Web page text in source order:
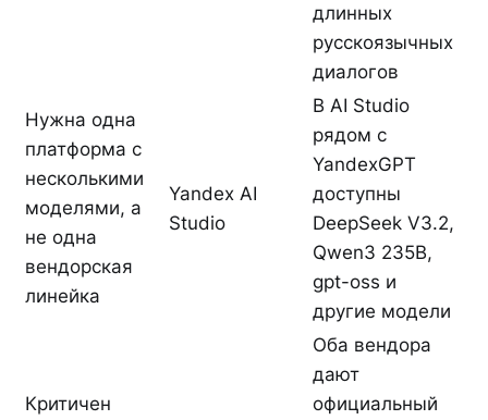
длинных
русскоязычных
диалогов
Нужна одна
платформа с
несколькими
моделями, а
не одна
вендорская
линейка
Yandex AI
Studio
В AI Studio
рядом с
YandexGPT
доступны
DeepSeek V3.2,
Qwen3 235B,
gpt-oss и
другие модели
Критичен
Оба вендора
дают
официальный